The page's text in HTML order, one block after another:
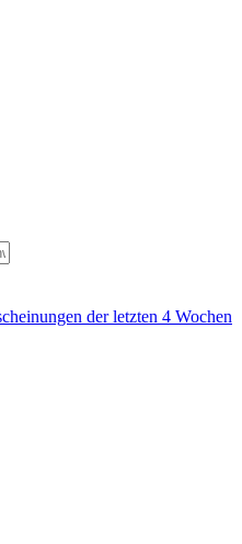
der letzten 4 Wochen